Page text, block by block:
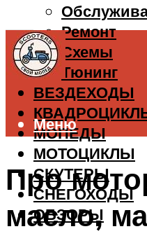
Ремонт
Схемы
Тюнинг
ВЕЗДЕХОДЫ
МОПЕДЫ
МОТОЦИКЛЫ
СКУТЕРЫ
СНЕГОХОДЫ
ОБЗОРЫ
Меню
Про
масло,